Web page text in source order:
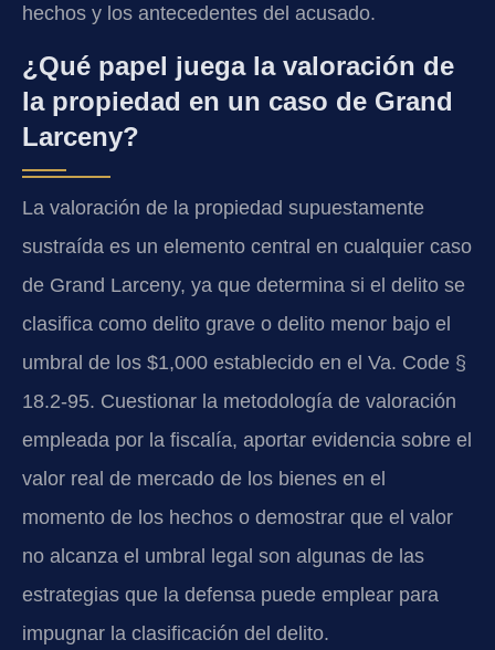
hechos y los antecedentes del acusado.
¿Qué papel juega la valoración de
la propiedad en un caso de Grand
Larceny?
La valoración de la propiedad supuestamente
sustraída es un elemento central en cualquier caso
de Grand Larceny, ya que determina si el delito se
clasifica como delito grave o delito menor bajo el
umbral de los $1,000 establecido en el Va. Code §
18.2-95. Cuestionar la metodología de valoración
empleada por la fiscalía, aportar evidencia sobre el
valor real de mercado de los bienes en el
momento de los hechos o demostrar que el valor
no alcanza el umbral legal son algunas de las
estrategias que la defensa puede emplear para
impugnar la clasificación del delito.